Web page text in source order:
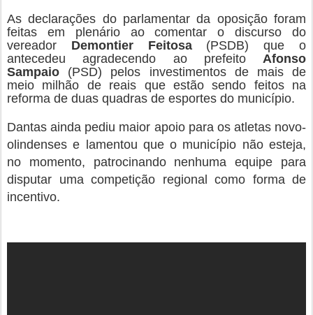
As declarações do parlamentar da oposição foram
feitas em plenário ao comentar o discurso do
vereador Demontier Feitosa(PSDB) que o
antecedeu agradecendo ao prefeito Afonso
Sampaio (PSD) pelos investimentos de mais de
meio milhão de reais que estão sendo feitos na
reforma de duas quadras de esportes do município.
Dantas ainda pediu maior apoio para os atletas novo-
olindenses e lamentou que o município não esteja,
no momento, patrocinando nenhuma equipe para
disputar uma competição regional como forma de
incentivo.